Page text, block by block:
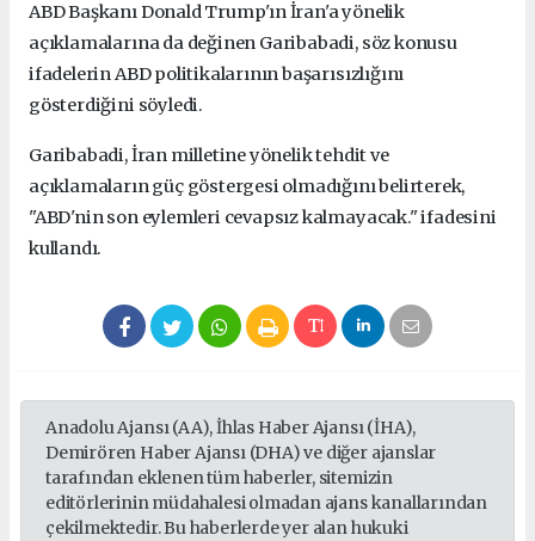
ABD Başkanı Donald Trump'ın İran'a yönelik
açıklamalarına da değinen Garibabadi, söz konusu
ifadelerin ABD politikalarının başarısızlığını
gösterdiğini söyledi.
Garibabadi, İran milletine yönelik tehdit ve
açıklamaların güç göstergesi olmadığını belirterek,
"ABD'nin son eylemleri cevapsız kalmayacak." ifadesini
kullandı.
Anadolu Ajansı (AA), İhlas Haber Ajansı (İHA),
Demirören Haber Ajansı (DHA) ve diğer ajanslar
tarafından eklenen tüm haberler, sitemizin
editörlerinin müdahalesi olmadan ajans kanallarından
çekilmektedir. Bu haberlerde yer alan hukuki